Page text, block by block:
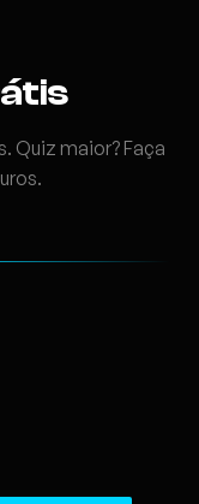
Quiz maior? Faça